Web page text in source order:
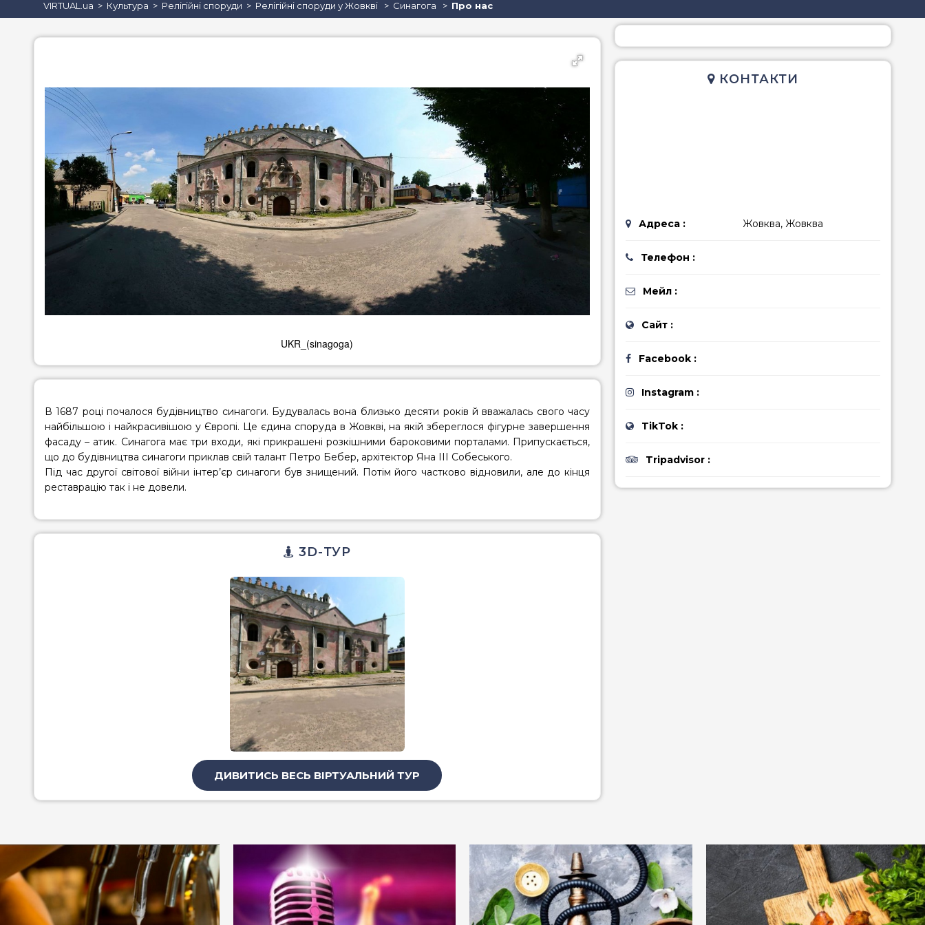
піца
суші
равлики
устриці
хінкалі
середземноморська
VIRTUAL.ua Культура Релігійні споруди Релігійні споруди у Жовкві Синагога Про нас
UKR_(sinagoga)
В 1687 році почалося будівництво синагоги. Будувалась вона близько десяти років й вважалась свого часу
найбільшою і найкрасивішою у Європі. Це єдина споруда в Жовкві, на якій збереглося фігурне завершення
фасаду – атик. Синагога має три входи, які прикрашені розкішними бароковими порталами. Припускається,
що до будівництва синагоги приклав свій талант Петро Бебер, архітектор Яна ІІІ Собеського.
Під час другої світової війни інтер’єр синагоги був знищений. Потім його частково відновили, але до кінця
реставрацію так і не довели.
3D-ТУР
ДИВИТИСЬ ВЕСЬ ВІРТУАЛЬНИЙ ТУР
КОНТАКТИ
Адреса : Жовква, Жовква
Телефон :
Мейл :
Сайт :
Facebook :
Instagram :
TikTok :
Tripadvisor :